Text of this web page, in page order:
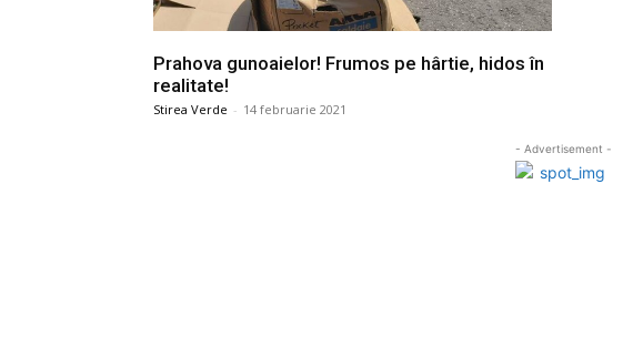
Prahova gunoaielor! Frumos pe hârtie, hidos în
realitate!
Stirea Verde - 14 februarie 2021
- Advertisement -